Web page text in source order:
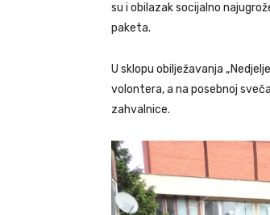
su i obilazak socijalno
paketa.
U sklopu obilježavanja
volontera, a na posebnoj
zahvalnice.